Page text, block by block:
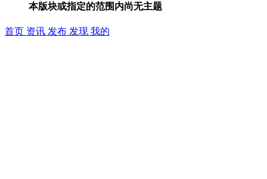
本版块或指定的范围内尚无主题
首页 资讯 发布 发现 我的